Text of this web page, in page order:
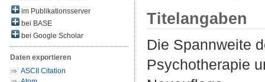
im Publikationsserver
bei BASE
bei Google Scholar
Daten exportieren
ASCII Citation
Titelangaben
Die Spannweite
Psychotherapie